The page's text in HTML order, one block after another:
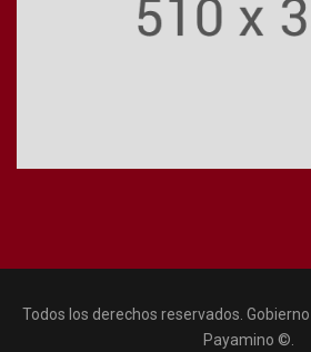
Todos los derechos reservados.
Payamino ©.